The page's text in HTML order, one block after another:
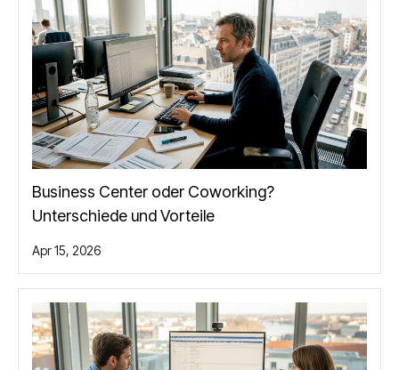
Business Center oder Coworking?
Unterschiede und Vorteile
Apr 15, 2026